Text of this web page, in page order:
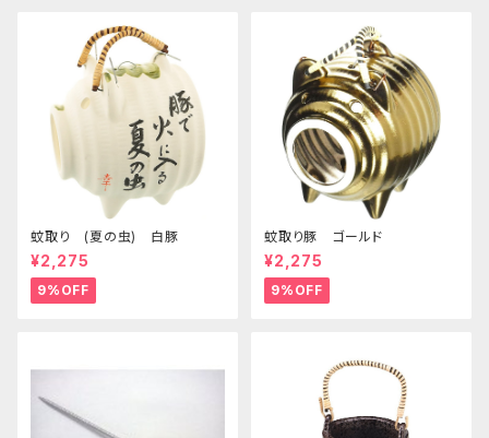
蚊取り (夏の虫) 白豚
¥2,275
9%OFF
蚊取り豚 ゴールド
¥2,275
9%OFF